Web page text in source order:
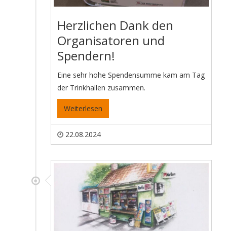
Herzlichen Dank den
Organisatoren und
Spendern!
Eine sehr hohe Spendensumme kam am Tag
der Trinkhallen zusammen.
Weiterlesen
22.08.2024